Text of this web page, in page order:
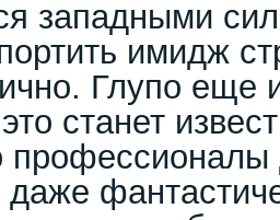
западными
имидж
Глупо еще
станет
даже